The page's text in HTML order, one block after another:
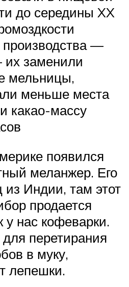
до середины XX
производства —
их заменили
мельницы,
меньше места
какао-массу
появился
меланжер. Его
из Индии, там этот
продается
у нас кофеварки.
перетирания
в муку,
лепешки.